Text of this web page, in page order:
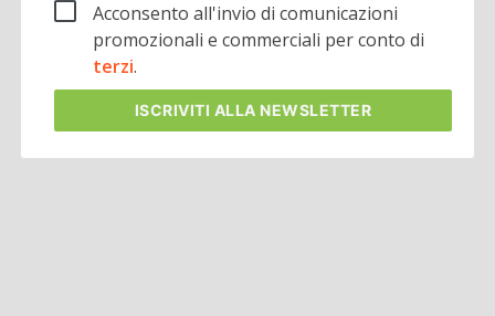
Acconsento all'invio di comunicazioni
promozionali e commerciali per conto di
terzi.
ISCRIVITI ALLA NEWSLETTER